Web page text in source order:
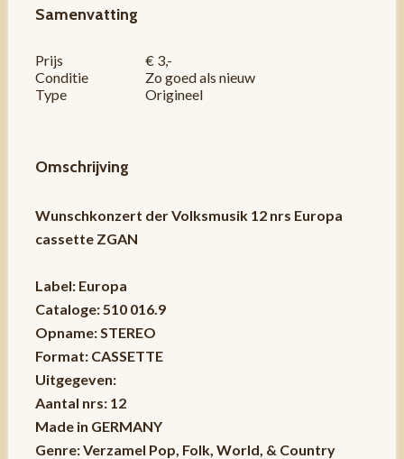
Samenvatting
Prijs
€ 3,-
Conditie
Zo goed als nieuw
Type
Origineel
Omschrijving
Wunschkonzert der Volksmusik 12 nrs Europa
cassette ZGAN
Label: Europa
Cataloge: 510 016.9
Opname: STEREO
Format: CASSETTE
Uitgegeven:
Aantal nrs: 12
Made in GERMANY
Genre: Verzamel Pop, Folk, World, & Country